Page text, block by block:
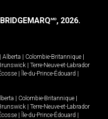
MD, 2026.
Alberta Colombie-Britannique
Terre-Neuve-et-Labrador
Île-du-Prince-Édouard
Colombie-Britannique
Terre-Neuve-et-Labrador
Île-du-Prince-Édouard